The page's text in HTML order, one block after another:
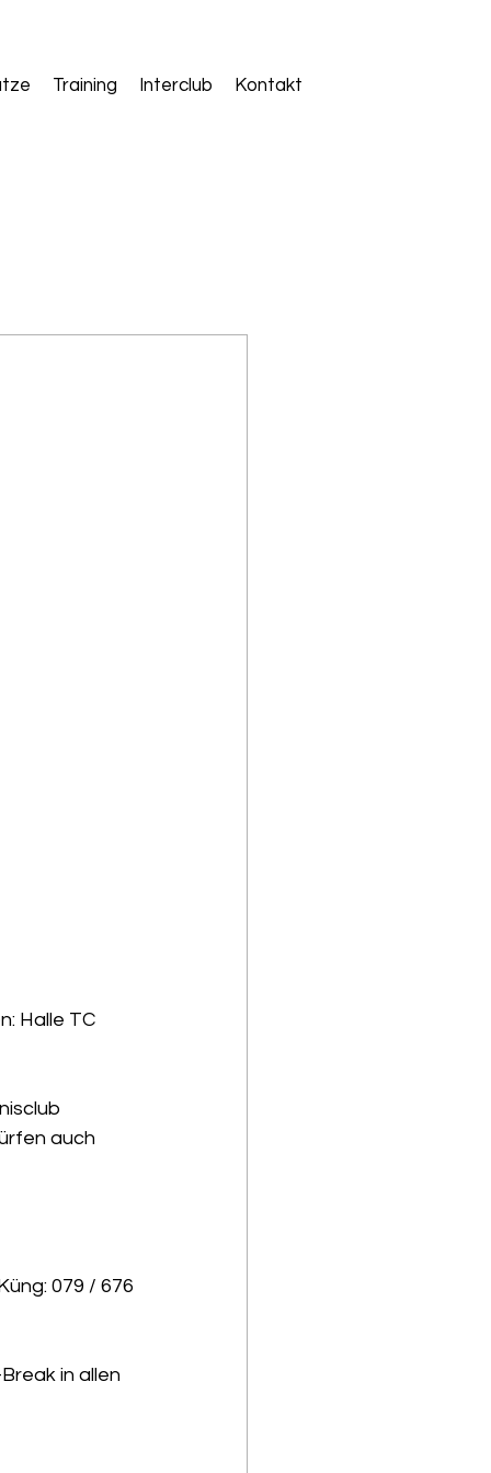
Training Interclub Kontakt
Halle TC
auch
079 / 676
in allen